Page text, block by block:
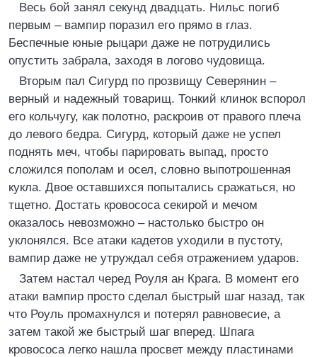
Весь бой занял секунд двадцать. Нильс погиб
первым – вампир поразил его прямо в глаз.
Беспечные юные рыцари даже не потрудились
опустить забрала, заходя в логово чудовища.
Вторым пал Сигурд по прозвищу Северянин –
верный и надежный товарищ. Тонкий клинок вспорол
его кольчугу, как полотно, раскроив от правого плеча
до левого бедра. Сигурд, который даже не успел
поднять меч, чтобы парировать выпад, просто
сложился пополам и осел, словно выпотрошенная
кукла. Двое оставшихся попытались сражаться, но
тщетно. Достать кровососа секирой и мечом
оказалось невозможно – настолько быстро он
уклонялся. Все атаки кадетов уходили в пустоту,
вампир даже не утруждал себя отражением ударов.
Затем настал черед Роуля ан Крага. В момент его
атаки вампир просто сделал быстрый шаг назад, так
что Роуль промахнулся и потерял равновесие, а
затем такой же быстрый шаг вперед. Шпага
кровососа легко нашла просвет между пластинами